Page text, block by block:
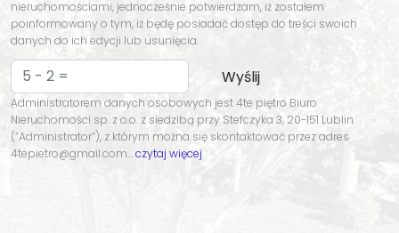
nieruchomościami, jednocześnie potwierdzam, iż zostałem
poinformowany o tym, iż będę posiadać dostęp do treści swoich
danych do ich edycji lub usunięcia.
Administratorem danych osobowych jest 4te piętro Biuro
Nieruchomości sp. z o.o. z siedzibą przy Stefczyka 3, 20-151 Lublin
(“Administrator”), z którym można się skontaktować przez adres
4tepietro@gmail.com…czytaj więcej